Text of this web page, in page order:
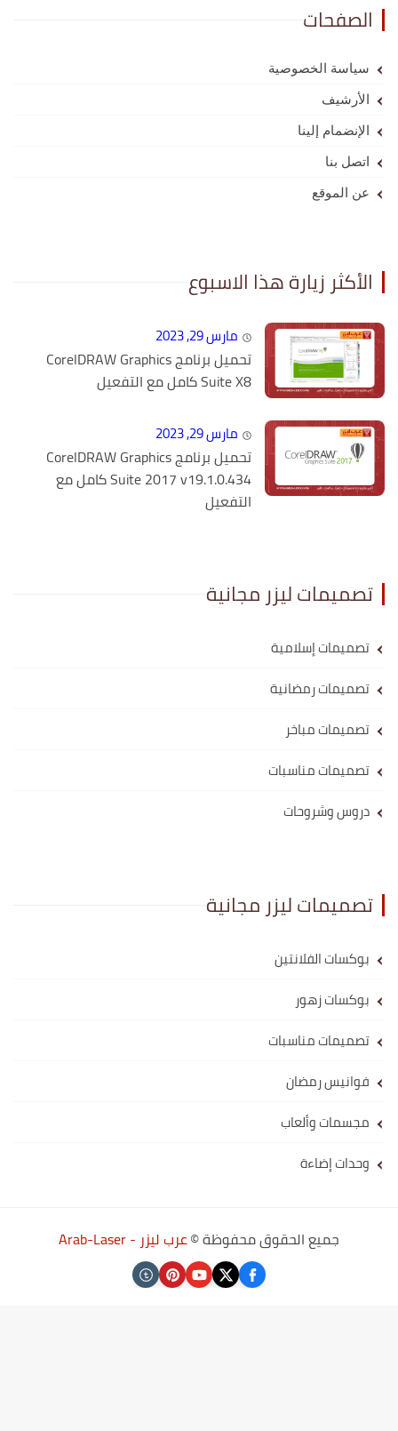
الصفحات
سياسة الخصوصية
الأرشيف
الإنضمام إلينا
اتصل بنا
عن الموقع
الأكثر زيارة هذا الاسبوع
مارس 29, 2023
تحميل برنامج CorelDRAW Graphics
Suite X8 كامل مع التفعيل
مارس 29, 2023
تحميل برنامج CorelDRAW Graphics
Suite 2017 v19.1.0.434 كامل مع
التفعيل
تصميمات ليزر مجانية
تصميمات إسلامية
تصميمات رمضانية
تصميمات مباخر
تصميمات مناسبات
دروس وشروحات
تصميمات ليزر مجانية
بوكسات الفلانتين
بوكسات زهور
تصميمات مناسبات
فوانيس رمضان
مجسمات وألعاب
وحدات إضاءة
جميع الحقوق محفوظة ©عرب ليزر - Arab-Laser